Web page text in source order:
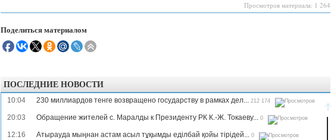
Просмотров материала: 1 264
Поделиться материалом
ПОСЛЕДНИЕ НОВОСТИ
10:04 230 миллиардов тенге возвращено государству в рамках дел... 212 174
20:03 Обращение жителей с. Маралды к Президенту РК К.-Ж. Токаеву... 0
12:16 Атырауда мыңнан астам асыл тұқымды еділбай қойы тірідей... 0